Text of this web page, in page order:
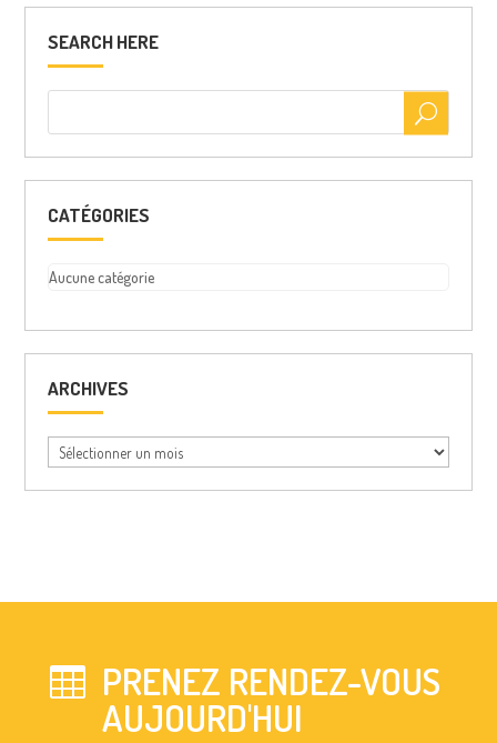
SEARCH HERE
CATÉGORIES
Aucune catégorie
ARCHIVES
 PRENEZ RENDEZ-VOUS
AUJOURD'HUI